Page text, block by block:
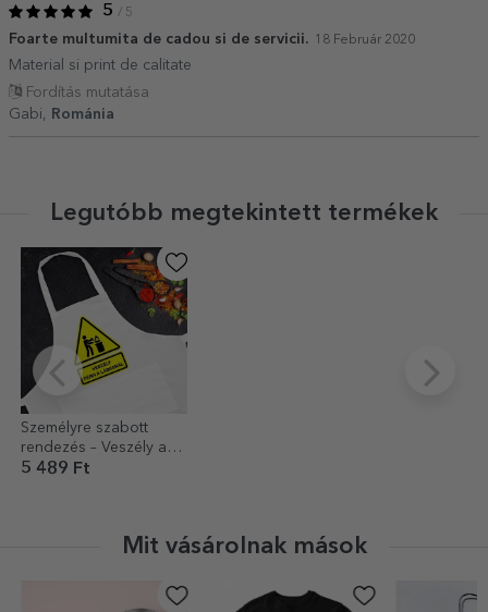
5 / 5
Foarte multumita de cadou si de servicii. 18 Február 2020
Material si print de calitate
Fordítás mutatása
Gabi,
Románia
Legutóbb megtekintett termékek
Személyre szabott
rendezés – Veszély a
konyhában
5 489 Ft
Mit vásárolnak mások